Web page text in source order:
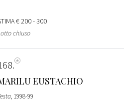
€ 200 - 300
chiuso
EUSTACHIO
, 1998-99